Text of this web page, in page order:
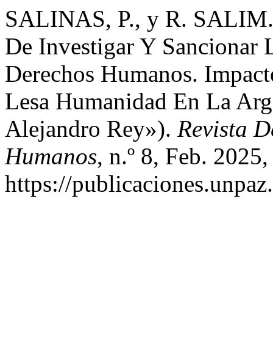
SALINAS, P., y R.
De Investigar Y Sancionar
Derechos Humanos.
Lesa Humanidad En La
Alejandro Rey»). Revista
Humanos, n.º 8, Feb.
https://